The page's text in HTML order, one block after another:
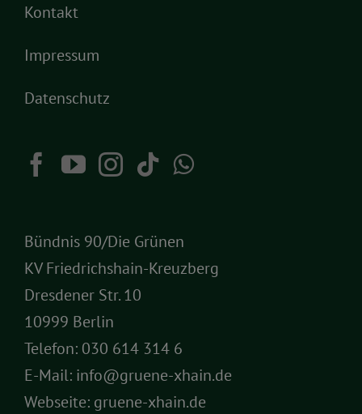
Kontakt
Impressum
Datenschutz
Bündnis 90/Die Grünen
KV Friedrichshain-Kreuzberg
Dresdener Str. 10
10999 Berlin
Telefon: 030 614 314 6
E-Mail: info@gruene-xhain.de
Webseite: gruene-xhain.de